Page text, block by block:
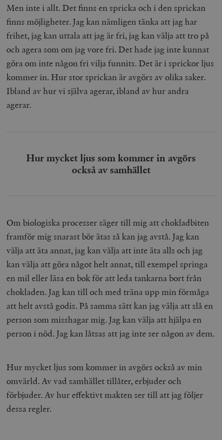
Men inte i allt. Det finns en spricka och i den sprickan
finns möjligheter. Jag kan nämligen tänka att jag har
frihet, jag kan uttala att jag är fri, jag kan välja att tro på
och agera som om jag vore fri. Det hade jag inte kunnat
göra om inte någon fri vilja funnits. Det är i sprickor ljus
kommer in. Hur stor sprickan är avgörs av olika saker.
Ibland av hur vi själva agerar, ibland av hur andra
agerar.
Hur mycket ljus som kommer in avgörs
också av samhället
Om biologiska processer säger till mig att chokladbiten
framför mig snarast bör ätas så kan jag avstå. Jag kan
välja att äta annat, jag kan välja att inte äta alls och jag
kan välja att göra något helt annat, till exempel springa
en mil eller läsa en bok för att leda tankarna bort från
chokladen. Jag kan till och med träna upp min förmåga
att helt avstå godis. På samma sätt kan jag välja att slå en
person som misshagar mig. Jag kan välja att hjälpa en
person i nöd. Jag kan låtsas att jag inte ser någon av dem.
Hur mycket ljus som kommer in avgörs också av min
omvärld. Av vad samhället tillåter, erbjuder och
förbjuder. Av hur effektivt makten ser till att jag följer
dessa regler.